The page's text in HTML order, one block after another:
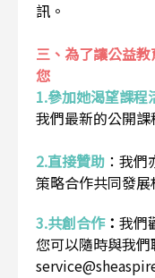
訊。
三、為了讓公益
您
1.參加她渴望課程
我們最新的公開
2.直接贊助 ： 我們
策略合作共同發展
3.共創合作： 我們
您可以隨時與我